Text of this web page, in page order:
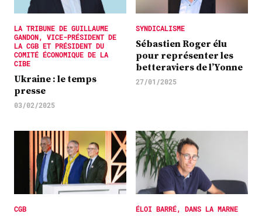
LA TRIBUNE DE GUILLAUME
GANDON, VICE-PRÉSIDENT DE
LA CGB ET PRÉSIDENT DU
COMITÉ ÉCONOMIQUE DE LA
CIBE
Ukraine : le temps
presse
03/02/2025
SYNDICALISME
Sébastien Roger élu
pour représenter les
betteraviers de l’Yonne
27/01/2025
CGB ÉLOI BARRÉ, DANS LA MARNE